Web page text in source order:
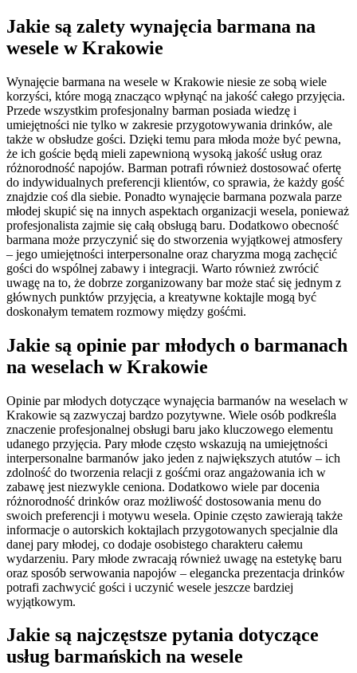
Jakie są zalety wynajęcia barmana na
wesele w Krakowie
Wynajęcie barmana na wesele w Krakowie niesie ze sobą wiele
korzyści, które mogą znacząco wpłynąć na jakość całego przyjęcia.
Przede wszystkim profesjonalny barman posiada wiedzę i
umiejętności nie tylko w zakresie przygotowywania drinków, ale
także w obsłudze gości. Dzięki temu para młoda może być pewna,
że ich goście będą mieli zapewnioną wysoką jakość usług oraz
różnorodność napojów. Barman potrafi również dostosować ofertę
do indywidualnych preferencji klientów, co sprawia, że każdy gość
znajdzie coś dla siebie. Ponadto wynajęcie barmana pozwala parze
młodej skupić się na innych aspektach organizacji wesela, ponieważ
profesjonalista zajmie się całą obsługą baru. Dodatkowo obecność
barmana może przyczynić się do stworzenia wyjątkowej atmosfery
– jego umiejętności interpersonalne oraz charyzma mogą zachęcić
gości do wspólnej zabawy i integracji. Warto również zwrócić
uwagę na to, że dobrze zorganizowany bar może stać się jednym z
głównych punktów przyjęcia, a kreatywne koktajle mogą być
doskonałym tematem rozmowy między gośćmi.
Jakie są opinie par młodych o barmanach
na weselach w Krakowie
Opinie par młodych dotyczące wynajęcia barmanów na weselach w
Krakowie są zazwyczaj bardzo pozytywne. Wiele osób podkreśla
znaczenie profesjonalnej obsługi baru jako kluczowego elementu
udanego przyjęcia. Pary młode często wskazują na umiejętności
interpersonalne barmanów jako jeden z największych atutów – ich
zdolność do tworzenia relacji z gośćmi oraz angażowania ich w
zabawę jest niezwykle ceniona. Dodatkowo wiele par docenia
różnorodność drinków oraz możliwość dostosowania menu do
swoich preferencji i motywu wesela. Opinie często zawierają także
informacje o autorskich koktajlach przygotowanych specjalnie dla
danej pary młodej, co dodaje osobistego charakteru całemu
wydarzeniu. Pary młode zwracają również uwagę na estetykę baru
oraz sposób serwowania napojów – elegancka prezentacja drinków
potrafi zachwycić gości i uczynić wesele jeszcze bardziej
wyjątkowym.
Jakie są najczęstsze pytania dotyczące
usług barmańskich na wesele